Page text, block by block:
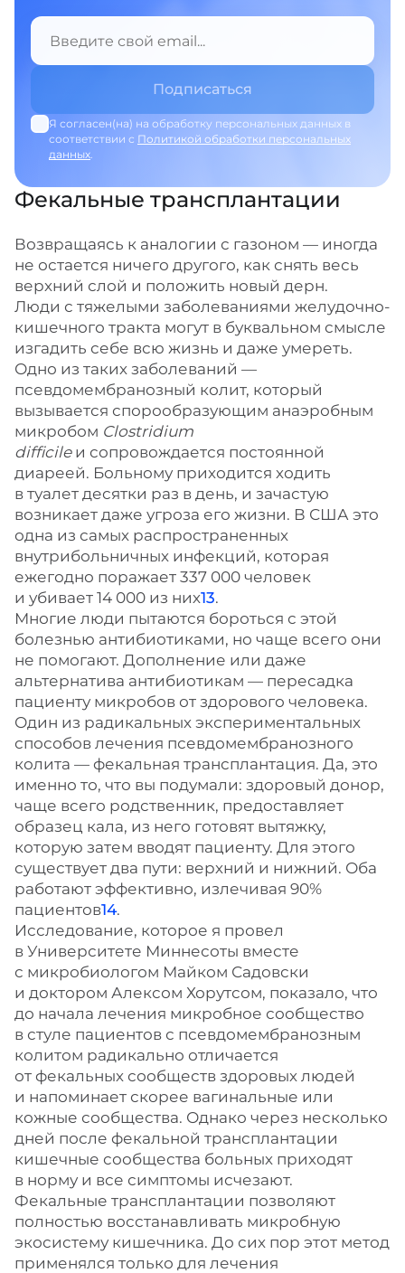
Я согласен(на) на обработку персональных данных в
соответствии с Политикой обработки персональных
данных.
Фекальные трансплантации
Возвращаясь к аналогии с газоном — иногда
не остается ничего другого, как снять весь
верхний слой и положить новый дерн.
Люди с тяжелыми заболеваниями желудочно-
кишечного тракта могут в буквальном смысле
изгадить себе всю жизнь и даже умереть.
Одно из таких заболеваний —
псевдомембранозный колит, который
вызывается спорообразующим анаэробным
микробом Clostridium
difficileи сопровождается постоянной
диареей. Больному приходится ходить
в туалет десятки раз в день, и зачастую
возникает даже угроза его жизни. В США это
одна из самых распространенных
внутрибольничных инфекций, которая
ежегодно поражает 337 000 человек
и убивает 14 000 из них13.
Многие люди пытаются бороться с этой
болезнью антибиотиками, но чаще всего они
не помогают. Дополнение или даже
альтернатива антибиотикам — пересадка
пациенту микробов от здорового человека.
Один из радикальных экспериментальных
способов лечения псевдомембранозного
колита — фекальная трансплантация. Да, это
именно то, что вы подумали: здоровый донор,
чаще всего родственник, предоставляет
образец кала, из него готовят вытяжку,
которую затем вводят пациенту. Для этого
существует два пути: верхний и нижний. Оба
работают эффективно, излечивая 90%
пациентов14.
Исследование, которое я провел
в Университете Миннесоты вместе
с микробиологом Майком Садовски
и доктором Алексом Хорутсом, показало, что
до начала лечения микробное сообщество
в стуле пациентов с псевдомембранозным
колитом радикально отличается
от фекальных сообществ здоровых людей
и напоминает скорее вагинальные или
кожные сообщества. Однако через несколько
дней после фекальной трансплантации
кишечные сообщества больных приходят
в норму и все симптомы исчезают.
Фекальные трансплантации позволяют
полностью восстанавливать микробную
экосистему кишечника. До сих пор этот метод
применялся только для лечения